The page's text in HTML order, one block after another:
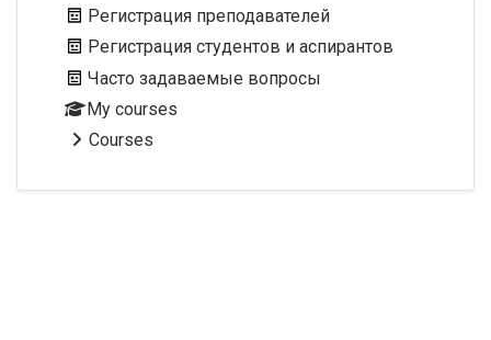
Регистрация преподавателей
Регистрация студентов и аспирантов
Часто задаваемые вопросы
My courses
Courses